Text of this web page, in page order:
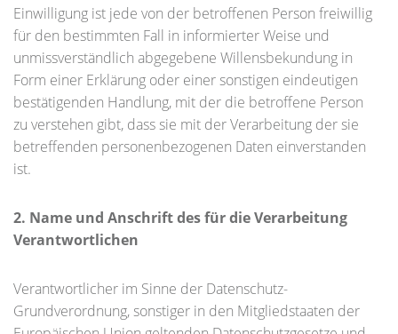
Einwilligung ist jede von der betroffenen Person freiwillig
für den bestimmten Fall in informierter Weise und
unmissverständlich abgegebene Willensbekundung in
Form einer Erklärung oder einer sonstigen eindeutigen
bestätigenden Handlung, mit der die betroffene Person
zu verstehen gibt, dass sie mit der Verarbeitung der sie
betreffenden personenbezogenen Daten einverstanden
ist.
2. Name und Anschrift des für die Verarbeitung
Verantwortlichen
Verantwortlicher im Sinne der Datenschutz-
Grundverordnung, sonstiger in den Mitgliedstaaten der